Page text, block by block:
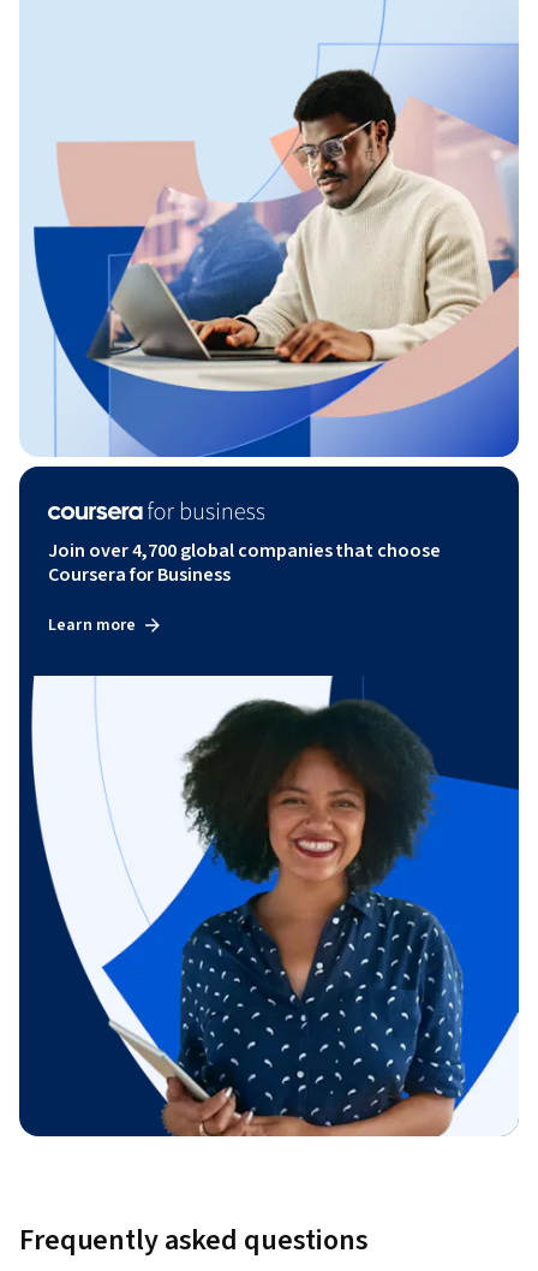
Join over 4,700 global companies that choose
Coursera for Business
Learn more
Frequently asked questions